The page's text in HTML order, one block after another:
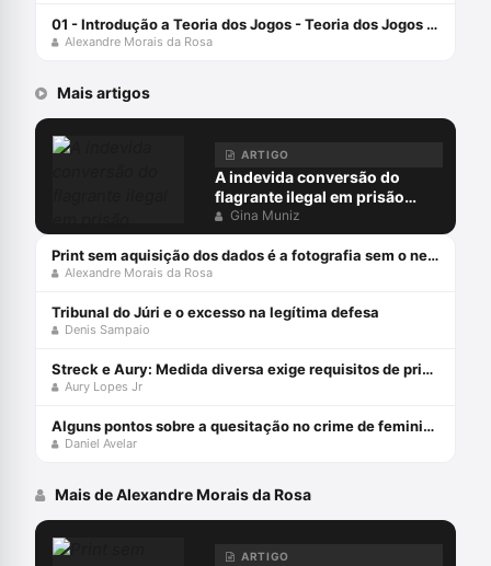
01 - Introdução a Teoria dos Jogos - Teoria dos Jogos e Processo Penal
Alexandre Morais da Rosa
Mais artigos
ARTIGO
A indevida conversão do
flagrante ilegal em prisão
preventiva
Gina Muniz
Print sem aquisição dos dados é a fotografia sem o negativo
Alexandre Morais da Rosa
Tribunal do Júri e o excesso na legítima defesa
Denis Sampaio
Streck e Aury: Medida diversa exige requisitos de prisão!
Aury Lopes Jr
Alguns pontos sobre a quesitação no crime de feminicídio
Daniel Avelar
Mais de Alexandre Morais da Rosa
ARTIGO